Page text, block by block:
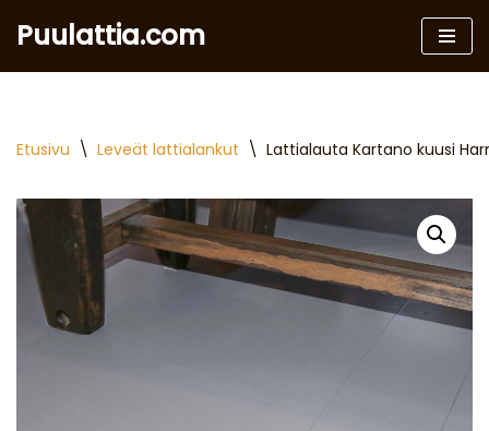
Puulattia.com
Etusivu \ Leveät lattialankut \ Lattialauta Kartano kuusi